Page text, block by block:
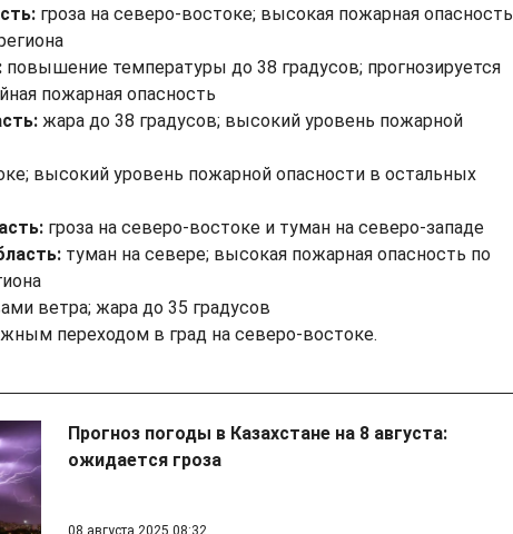
гроза на северо-востоке; высокая пожарная опасность
повышение температуры до 38 градусов; прогнозируется
пожарная опасность
жара до 38 градусов; высокий уровень пожарной
высокий уровень пожарной опасности в остальных
гроза на северо-востоке и туман на северо-западе
туман на севере; высокая пожарная опасность по
ветра; жара до 35 градусов
переходом в град на северо-востоке.
Прогноз погоды в Казахстане на 8 августа:
ожидается гроза
08 августа 2025 08:32